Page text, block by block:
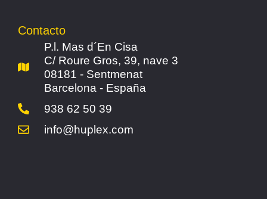
Contacto
P.l. Mas d´En Cisa
C/ Roure Gros, 39, nave 3
08181 - Sentmenat
Barcelona - España
938 62 50 39
info@huplex.com